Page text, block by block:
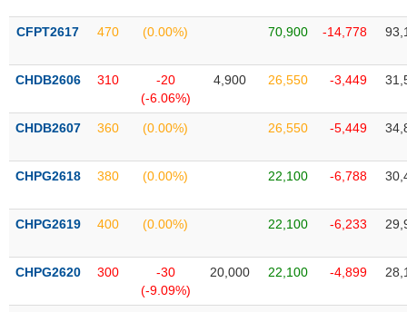
CFPT2617 470 (0.00%) 70,900 -14,778
CHDB2606 310
-20
(-6.06%)
4,900 26,550 -3,449
CHDB2607 360 (0.00%) 26,550 -5,449
CHPG2618 380 (0.00%) 22,100 -6,788
CHPG2619 400 (0.00%) 22,100 -6,233
CHPG2620 300
-30
(-9.09%)
20,000 22,100 -4,899
SỨC
TÀI
TIN